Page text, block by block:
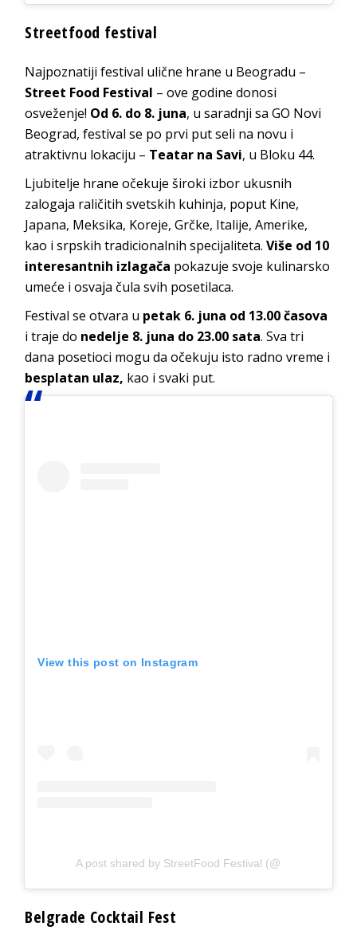
Streetfood festival
Najpoznatiji festival ulične hrane u Beogradu –
Street Food Festival – ove godine donosi
osveženje! Od 6. do 8. juna, u saradnji sa GO Novi
Beograd, festival se po prvi put seli na novu i
atraktivnu lokaciju – Teatar na Savi, u Bloku 44.
Ljubitelje hrane očekuje široki izbor ukusnih
zalogaja raličitih svetskih kuhinja, poput Kine,
Japana, Meksika, Koreje, Grčke, Italije, Amerike,
kao i srpskih tradicionalnih specijaliteta.Više od 10
interesantnih izlagača pokazuje svoje kulinarsko
umeće i osvaja čula svih posetilaca.
Festival se otvara u petak 6. juna od 13.00 časova
i traje do nedelje 8. juna do 23.00 sata. Sva tri
dana posetioci mogu da očekuju isto radno vreme i
besplatan ulaz, kao i svaki put.
View this post on Instagram
A post shared by StreetFood Festival (@
Belgrade Cocktail Fest